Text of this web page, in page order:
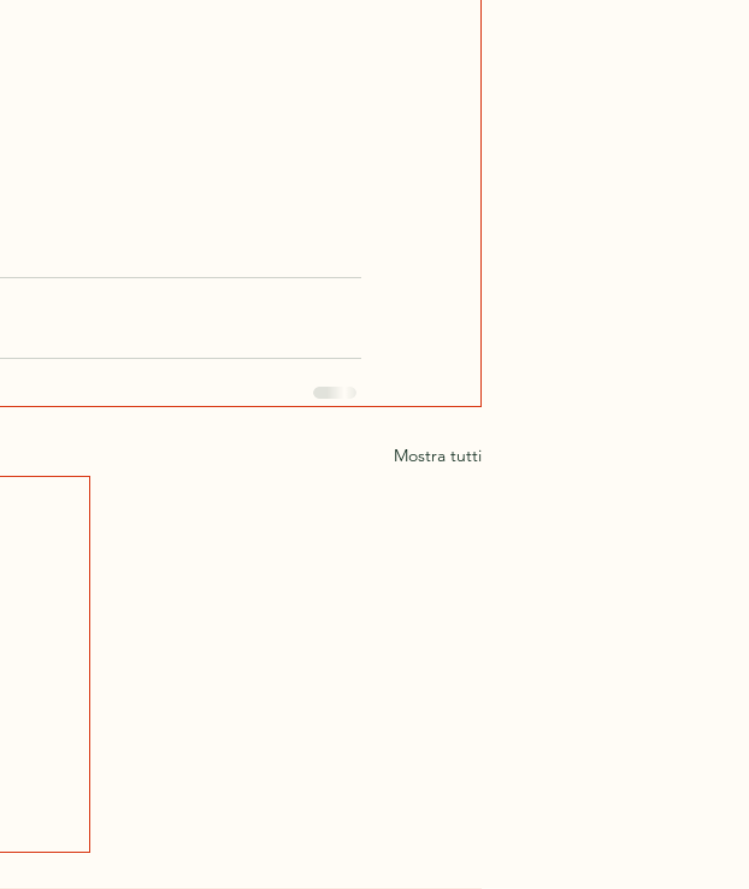
Mostra tutti